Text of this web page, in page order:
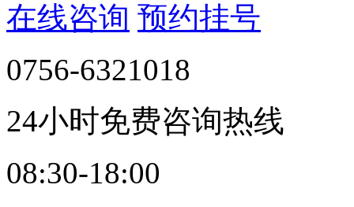
在线咨询 预约挂号
0756-6321018
24小时免费咨询热线
08:30-18:00